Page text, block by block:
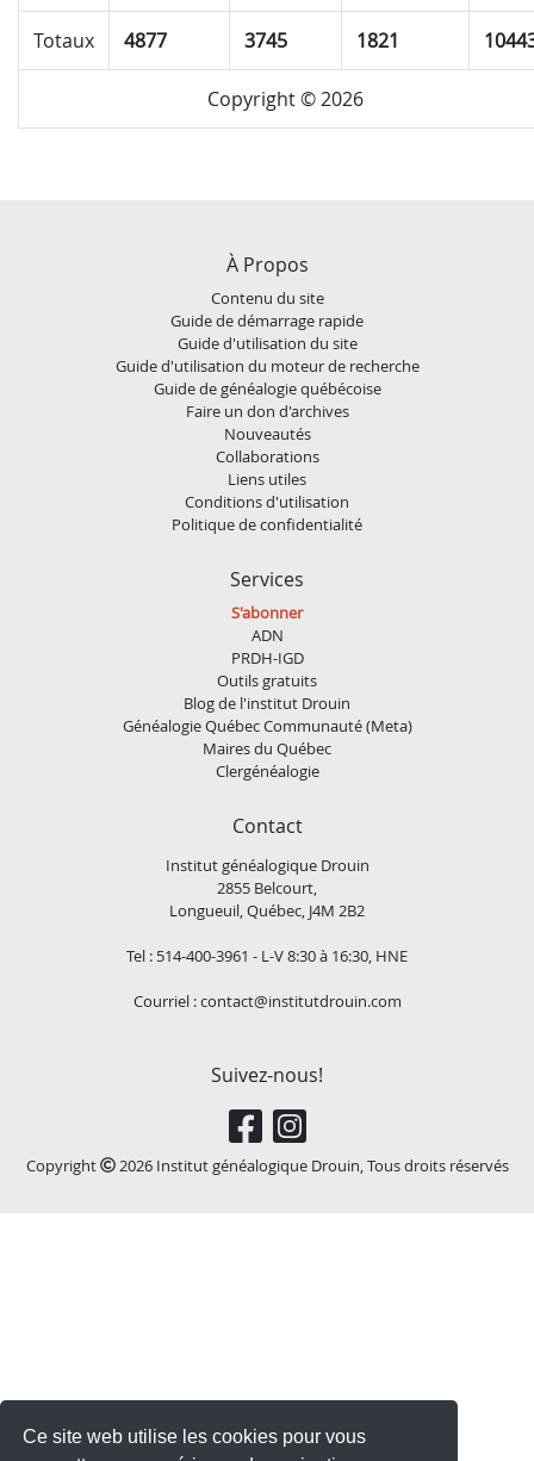
Ce site web utilise les cookies pour vous
Totaux 4877 3745 1821
Copyright © 2026
À Propos
Contenu du site
Guide de démarrage rapide
Guide d'utilisation du site
Guide d'utilisation du moteur de recherche
Guide de généalogie québécoise
Faire un don d'archives
Nouveautés
Collaborations
Liens utiles
Conditions d'utilisation
Politique de confidentialité
Services
S'abonner
ADN
PRDH-IGD
Outils gratuits
Blog de l'institut Drouin
Généalogie Québec Communauté (Meta)
Maires du Québec
Clergénéalogie
Contact
Institut généalogique Drouin
2855 Belcourt,
Longueuil, Québec, J4M 2B2
Tel : 514-400-3961 - L-V 8:30 à 16:30, HNE
Courriel :contact@institutdrouin.com
Suivez-nous!
Copyright 2026 Institut généalogique Drouin, Tous droits réservés